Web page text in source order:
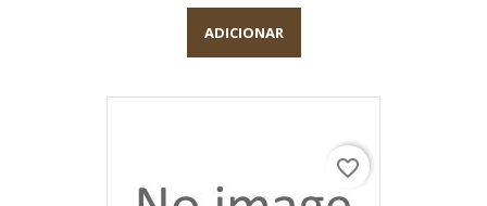
ADICIONAR
favorite_border